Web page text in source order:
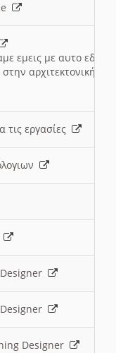
εμεις με αυτο εδω
αρχιτεκτονική
τις εργασίες
Designer